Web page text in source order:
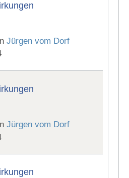
Jürgen vom Dorf
Jürgen vom Dorf